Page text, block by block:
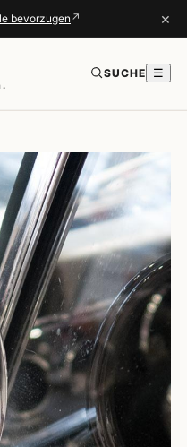
bevorzugen ↗ ×
SUCHE ☰